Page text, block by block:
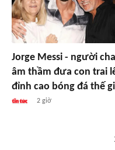
Jorge Messi - người cha
âm thầm đưa con trai
đỉnh cao bóng đá thế
2 giờ